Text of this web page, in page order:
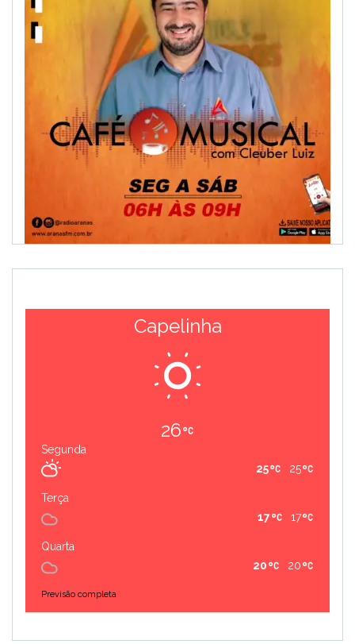
Capelinha
26
Segunda
25
25
Terça
17
17
Quarta
20
20
Previsão completa